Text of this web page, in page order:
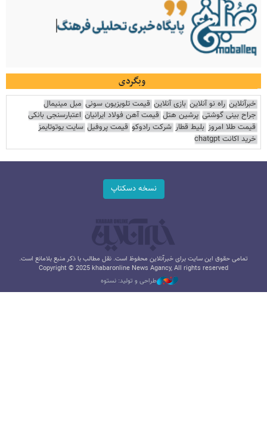
وبگردی
خبرآنلاین راه نو آنلاین بازی آنلاین قیمت تلویزیون سونی مبل مینیمال
جراح بینی گوشتی پرشین هتل قیمت آهن فولاد ایرانیان اعتبارسنجی بانکی
قیمت طلا امروز بلیط قطار شرکت رادوکو قیمت پروفیل سایت یوتوتایمز
خرید اکانت chatgpt
نسخه دسکتاپ
تمامی حقوق این سایت برای خبرآنلاین محفوظ است. نقل مطالب با ذکر منبع بلامانع است.
Copyright © 2025 khabaronline News Agancy, All rights reserved
طراحی و تولید: نستوه